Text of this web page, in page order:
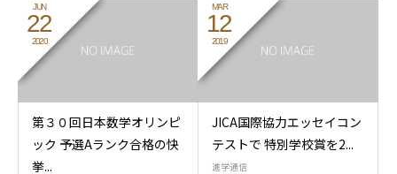
JUN
22
2020
第３０回日本数学オリンピ
ック 予選Aランク合格の快
挙...
MAR
12
2019
JICA国際協力エッセイコン
テストで 特別学校賞を2...
進学通信